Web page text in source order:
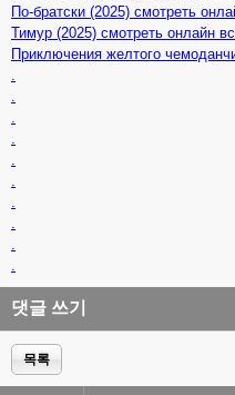
По-братски (2025) смотреть
Тимур (2025) смотреть онлайн
Приключения желтого
댓글 쓰기
목록